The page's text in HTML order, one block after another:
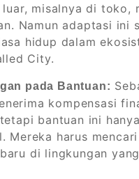
misalnya di toko,
Namun adaptasi ini
hidup dalam
City.
pada Bantuan:
kompensasi
bantuan ini
Mereka harus
di lingkungan